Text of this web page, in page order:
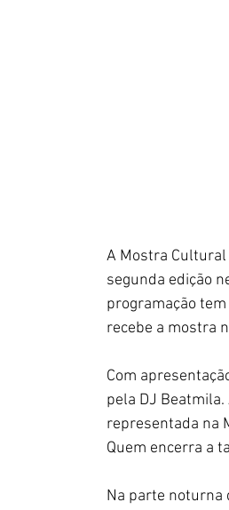
A Mostra
segunda edição
programação
recebe a mostra
Com
pela DJ
representada na
Quem encerra a
Na parte noturna